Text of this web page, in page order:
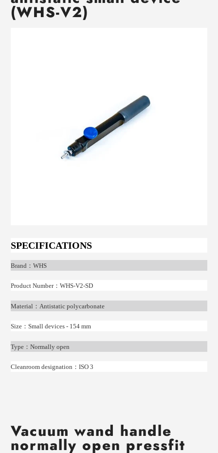
(WHS-V2)
SPECIFICATIONS
Brand ： WHS
Product Number： WHS-V2-SD
Material ： Antistatic polycarbonate
Size ： Small devices - 154 mm
Type ： Normally open
Cleanroom designation ： ISO 3
Vacuum wand handle
normally open pressfit